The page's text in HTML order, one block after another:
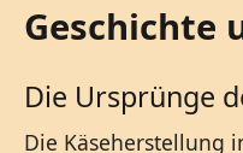
Geschichte
Die Ursprünge
Die Käseherstellung